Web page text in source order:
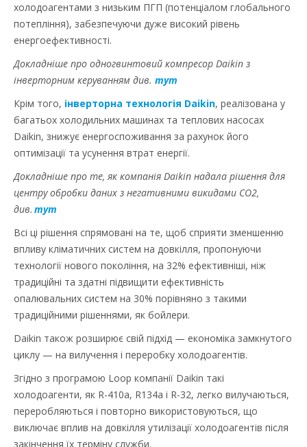
холодоагентами з низьким ПГП (потенціалом глобального
потепління), забезпечуючи дуже високий рівень
енергоефективності.
Докладніше про одногвинтовий компресор Daikin з
інверторним керуванням див. тут
Крім того, інверторна технологія Daikin, реалізована у
багатьох холодильних машинах та теплових насосах
Daikin, знижує енергоспоживання за рахунок його
оптимізації та усунення втрат енергії.
Докладніше про те, як компанія Daikin надала рішення для
центру обробки даних з негативними викидами CO2,
див. тут
Всі ці рішення спрямовані на те, щоб сприяти зменшенню
впливу кліматичних систем на довкілля, пропонуючи
технології нового покоління, на 32% ефективніші, ніж
традиційні та здатні підвищити ефективність
опалювальних систем на 30% порівняно з такими
традиційними рішеннями, як бойлери.
Daikin також розширює свій підхід — економіка замкнутого
циклу — на вилучення і переробку холодоагентів.
Згідно з програмою Loop компанії Daikin такі
холодоагенти, як R-410a, R134a і R-32, легко вилучаються,
переробляються і повторно використовуються, що
виключає вплив на довкілля утилізації холодоагентів після
закінчення їх терміну служби.